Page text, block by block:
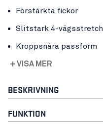
Förstärkta fickor
Slitstark 4-vägsstretch
Kroppsnära passform
+ VISA MER
BESKRIVNING
FUNKTION